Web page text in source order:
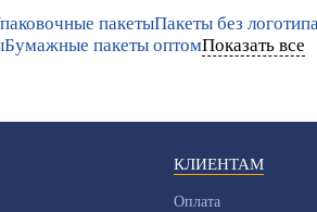
пакетыПакеты без
Бумажные пакеты оптомПоказать все
КЛИЕНТАМ
Оплата